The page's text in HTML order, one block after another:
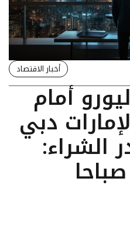
أخبار الاقتصاد
أمام
دبي
الشراء: